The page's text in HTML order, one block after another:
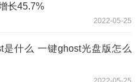
长45.7%
2022-05-25
是什么 一键ghost光盘版怎么